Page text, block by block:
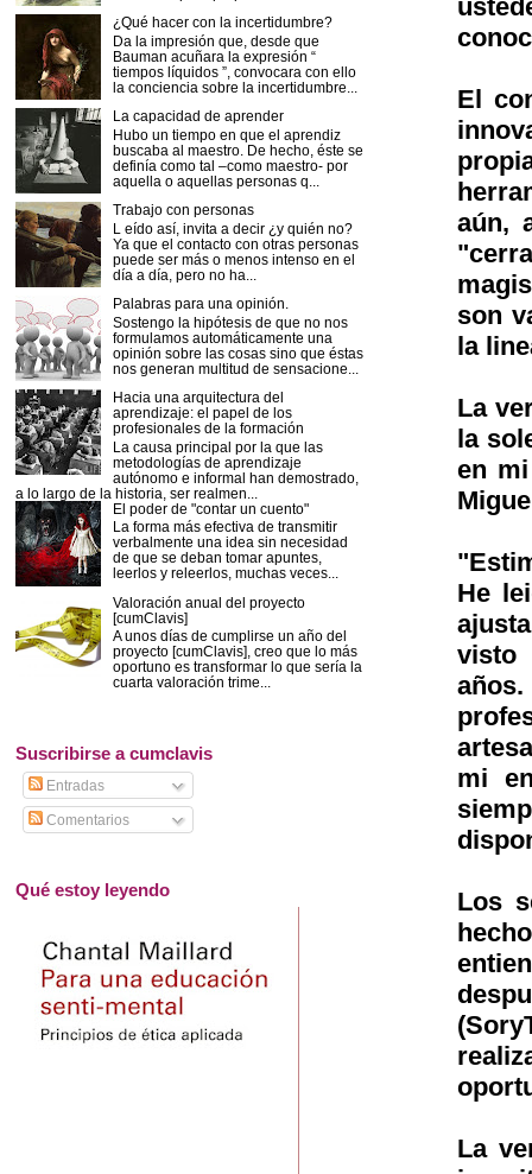
El
aún,
son
la
La
la
en
He
visto
mi
Los
La
¿Qué hacer con la incertidumbre?
Da la impresión que, desde que
Bauman acuñara la expresión “
tiempos líquidos ”, convocara con ello
la conciencia sobre la incertidumbre...
La capacidad de aprender
Hubo un tiempo en que el aprendiz
buscaba al maestro. De hecho, éste se
definía como tal –como maestro- por
aquella o aquellas personas q...
Trabajo con personas
L eído así, invita a decir ¿y quién no?
Ya que el contacto con otras personas
puede ser más o menos intenso en el
día a día, pero no ha...
Palabras para una opinión.
Sostengo la hipótesis de que no nos
formulamos automáticamente una
opinión sobre las cosas sino que éstas
nos generan multitud de sensacione...
Hacia una arquitectura del
aprendizaje: el papel de los
profesionales de la formación
La causa principal por la que las
metodologías de aprendizaje
autónomo e informal han demostrado,
a lo largo de la historia, ser realmen...
El poder de "contar un cuento"
La forma más efectiva de transmitir
verbalmente una idea sin necesidad
de que se deban tomar apuntes,
leerlos y releerlos, muchas veces...
Valoración anual del proyecto
[cumClavis]
A unos días de cumplirse un año del
proyecto [cumClavis], creo que lo más
oportuno es transformar lo que sería la
cuarta valoración trime...
Suscribirse a cumclavis
Entradas
Comentarios
Qué estoy leyendo